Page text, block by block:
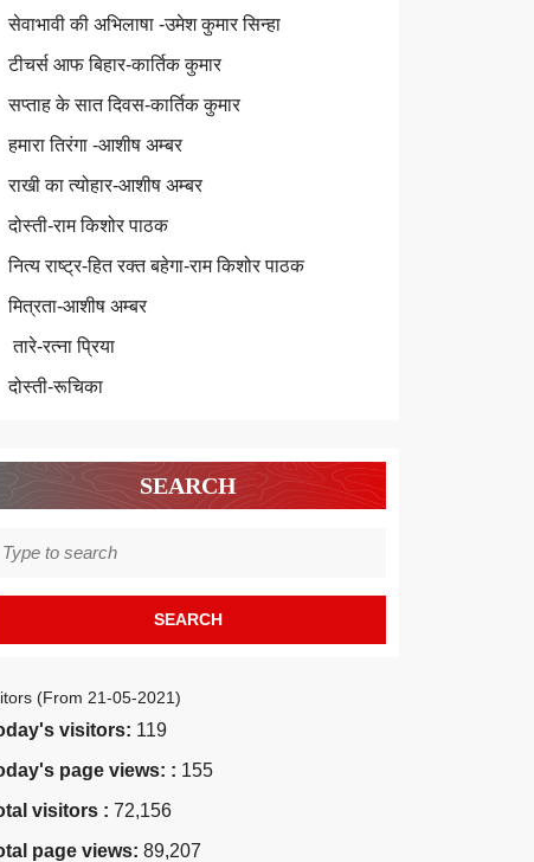
सेवाभावी की अभिलाषा -उमेश कुमार सिन्हा
टीचर्स आफ बिहार-कार्तिक कुमार
सप्ताह के सात दिवस-कार्तिक कुमार
हमारा तिरंगा -आशीष अम्बर
राखी का त्योहार-आशीष अम्बर
दोस्ती-राम किशोर पाठक
नित्य राष्ट्र-हित रक्त बहेगा-राम किशोर पाठक
मित्रता-आशीष अम्बर
तारे-रत्ना प्रिया
दोस्ती-रूचिका
SEARCH
for:
(From 21-05-2021)
visitors: 119
page views: : 155
visitors : 72,156
page views: 89,207